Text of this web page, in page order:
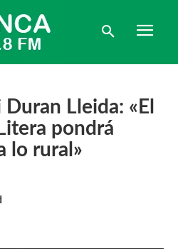
Lleida: «El
pondrá
lo rural»